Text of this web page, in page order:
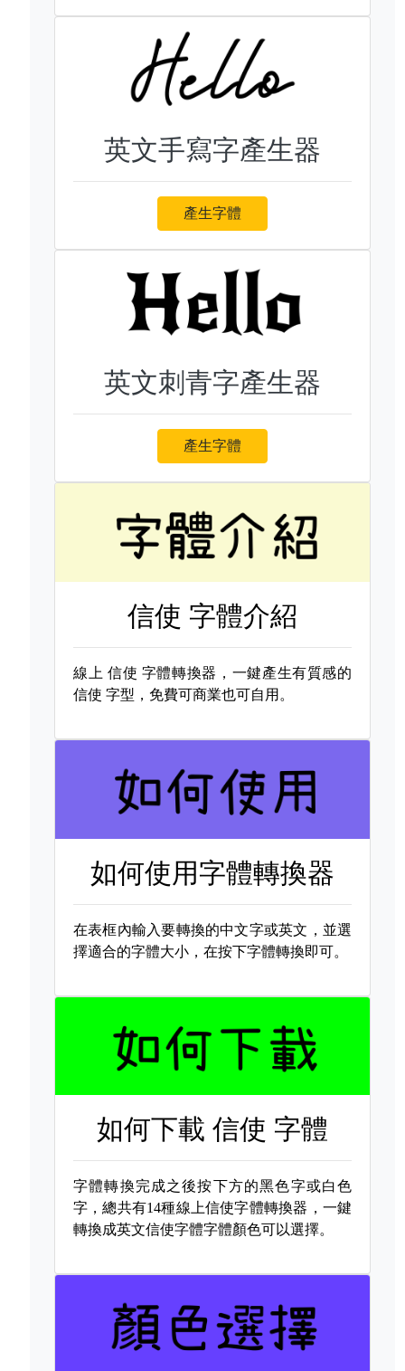
英文手寫字產生器
產生字體
英文刺青字產生器
產生字體
信使 字體介紹
線上 信使 字體轉換器，一鍵產生有質感的
信使 字型，免費可商業也可自用。
如何使用字體轉換器
在表框內輸入要轉換的中文字或英文，並選
擇適合的字體大小，在按下字體轉換即可。
如何下載信使 字體
字體轉換完成之後按下方的黑色字或白色
字，總共有14種線上信使字體轉換器，一鍵
轉換成英文信使字體字體顏色可以選擇。